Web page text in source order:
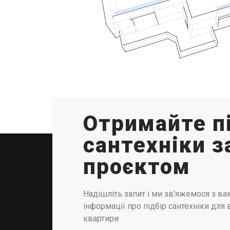
Отримайте
сантехніки
проєктом
Надішліть запит і ми зв'яжемося з
інформації про підбір сантехніки
квартири